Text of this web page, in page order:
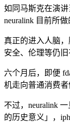
如同马斯克在演讲
neuralink 目前所
真正的进入人脑
安全、伦理等仍旧
六个月后，即便
机走向普通消费者
不过，neuralink
的历史意义」，